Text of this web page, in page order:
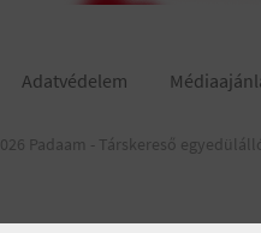
Adatvédelem
Padaam - Társkereső